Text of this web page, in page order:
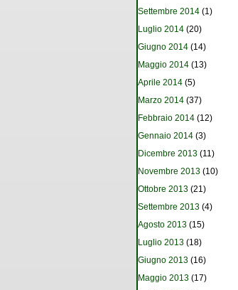
Settembre 2014 (1)
Luglio 2014 (20)
Giugno 2014 (14)
Maggio 2014 (13)
Aprile 2014 (5)
Marzo 2014 (37)
Febbraio 2014 (12)
Gennaio 2014 (3)
Dicembre 2013 (11)
Novembre 2013 (10)
Ottobre 2013 (21)
Settembre 2013 (4)
Agosto 2013 (15)
Luglio 2013 (18)
Giugno 2013 (16)
Maggio 2013 (17)